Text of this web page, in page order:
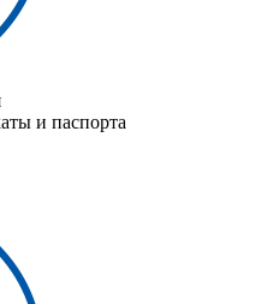
и паспорта